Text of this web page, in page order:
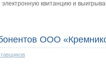
квитанцию и
ООО